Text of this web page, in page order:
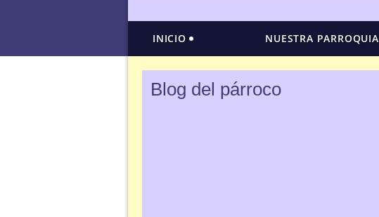
INICIO NUESTRA PARROQUIA
Blog del párroco